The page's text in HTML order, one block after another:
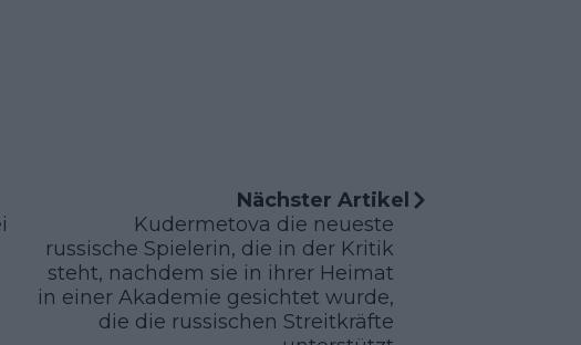
Nächster Artikel
Kudermetova die neueste
russische Spielerin, die in der Kritik
steht, nachdem sie in ihrer Heimat
in einer Akademie gesichtet wurde,
die die russischen Streitkräfte